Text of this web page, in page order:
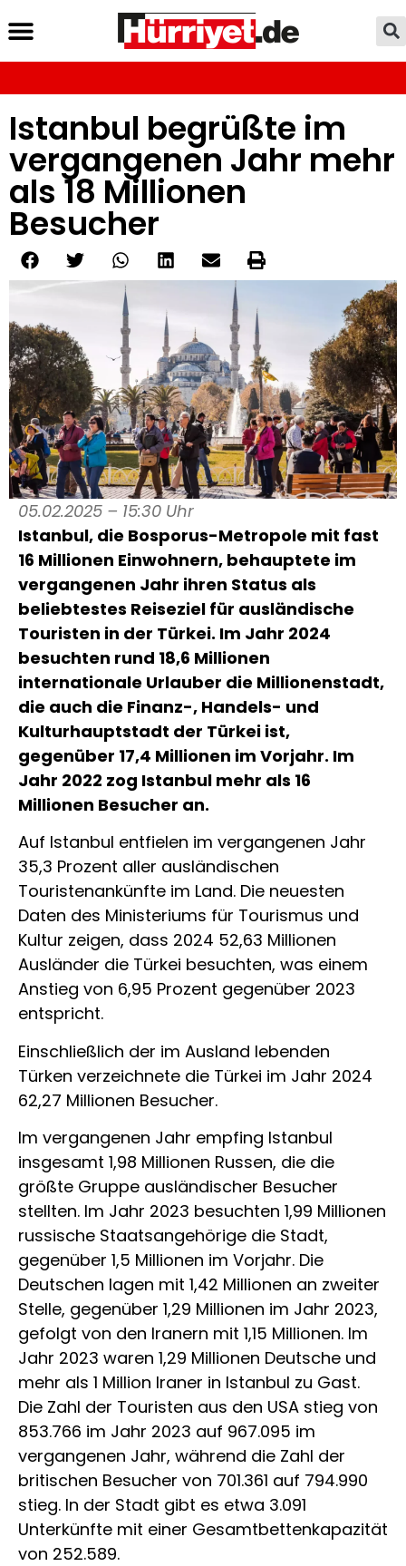
Istanbul begrüßte im
vergangenen Jahr mehr
als 18 Millionen
Besucher
05.02.2025 – 15:30 Uhr
Istanbul, die Bosporus-Metropole mit fast
16 Millionen Einwohnern, behauptete im
vergangenen Jahr ihren Status als
beliebtestes Reiseziel für ausländische
Touristen in der Türkei. Im Jahr 2024
besuchten rund 18,6 Millionen
internationale Urlauber die Millionenstadt,
die auch die Finanz-, Handels- und
Kulturhauptstadt der Türkei ist,
gegenüber 17,4 Millionen im Vorjahr. Im
Jahr 2022 zog Istanbul mehr als 16
Millionen Besucher an.
Auf Istanbul entfielen im vergangenen Jahr
35,3 Prozent aller ausländischen
Touristenankünfte im Land. Die neuesten
Daten des Ministeriums für Tourismus und
Kultur zeigen, dass 2024 52,63 Millionen
Ausländer die Türkei besuchten, was einem
Anstieg von 6,95 Prozent gegenüber 2023
entspricht.
Einschließlich der im Ausland lebenden
Türken verzeichnete die Türkei im Jahr 2024
62,27 Millionen Besucher.
Im vergangenen Jahr empfing Istanbul
insgesamt 1,98 Millionen Russen, die die
größte Gruppe ausländischer Besucher
stellten. Im Jahr 2023 besuchten 1,99 Millionen
russische Staatsangehörige die Stadt,
gegenüber 1,5 Millionen im Vorjahr. Die
Deutschen lagen mit 1,42 Millionen an zweiter
Stelle, gegenüber 1,29 Millionen im Jahr 2023,
gefolgt von den Iranern mit 1,15 Millionen. Im
Jahr 2023 waren 1,29 Millionen Deutsche und
mehr als 1 Million Iraner in Istanbul zu Gast.
Die Zahl der Touristen aus den USA stieg von
853.766 im Jahr 2023 auf 967.095 im
vergangenen Jahr, während die Zahl der
britischen Besucher von 701.361 auf 794.990
stieg. In der Stadt gibt es etwa 3.091
Unterkünfte mit einer Gesamtbettenkapazität
von 252.589.